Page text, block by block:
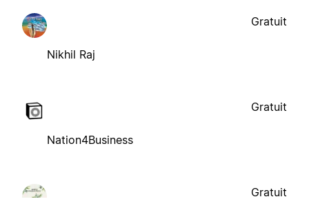
Nikhil Raj
Gratuit
Nation4Business
Gratuit
Gratuit